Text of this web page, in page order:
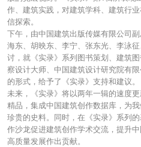
作、建筑实践，对建筑学科、建筑行
信探索。
下午，由中国建筑出版传媒有限公司
海东、胡映东、李宁、张东光、李泳
讨，就《实录》系列图书策划、建筑
察设计大师、中国建筑设计研究院有
的形式，给予了《实录》支持和建议。
未来，《实录》将以两年一辑的速度
精品，集成中国建筑创作数据库，为
珍贵的史料。同时，在《实录》系列
作沙龙促进建筑创作学术交流，提升
高质量发展作出贡献。